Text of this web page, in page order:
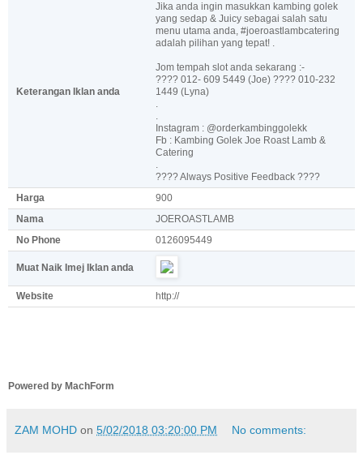
Keterangan Iklan anda
Jika anda ingin masukkan kambing golek
yang sedap & Juicy sebagai salah satu
menu utama anda, #joeroastlambcatering
adalah pilihan yang tepat! .
Jom tempah slot anda sekarang :-
???? 012- 609 5449 (Joe) ???? 010-232
1449 (Lyna)
.
.
Instagram : @orderkambinggolekk
Fb : Kambing Golek Joe Roast Lamb &
Catering
.
???? Always Positive Feedback ????
Harga
900
Nama
JOEROASTLAMB
No Phone
0126095449
Muat Naik Imej Iklan anda
Website http://
Powered by MachForm
ZAM MOHD on 5/02/2018 03:20:00 PM No comments: